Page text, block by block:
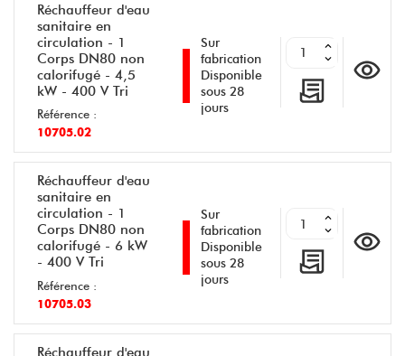
Réchauffeur d'eau
sanitaire en
circulation - 1
Corps DN80 non
calorifugé - 4,5
kW - 400 V Tri
Référence :
10705.02
Sur
fabrication
Disponible
sous 28
jours
Réchauffeur d'eau
sanitaire en
circulation - 1
Corps DN80 non
calorifugé - 6 kW
- 400 V Tri
Référence :
10705.03
Sur
fabrication
Disponible
sous 28
jours
Réchauffeur d'eau